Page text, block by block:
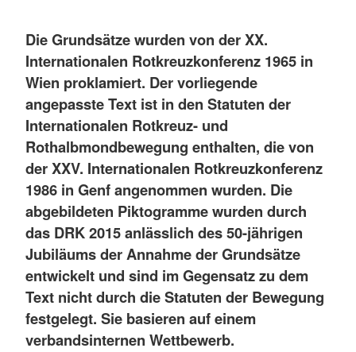
Die Grundsätze wurden von der XX.
Internationalen Rotkreuzkonferenz 1965 in
Wien proklamiert. Der vorliegende
angepasste Text ist in den Statuten der
Internationalen Rotkreuz- und
Rothalbmondbewegung enthalten, die von
der XXV. Internationalen Rotkreuzkonferenz
1986 in Genf angenommen wurden. Die
abgebildeten Piktogramme wurden durch
das DRK 2015 anlässlich des 50-jährigen
Jubiläums der Annahme der Grundsätze
entwickelt und sind im Gegensatz zu dem
Text nicht durch die Statuten der Bewegung
festgelegt. Sie basieren auf einem
verbandsinternen Wettbewerb.